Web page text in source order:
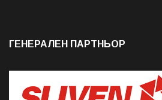
ГЕНЕРАЛЕН ПАРТНЬОР